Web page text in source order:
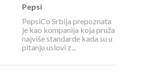
Pepsi
PepsiCo Srbija prepoznata
je kao kompanija koja pruža
najviše standarde kada su u
pitanju uslovi z...